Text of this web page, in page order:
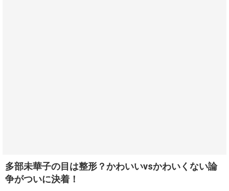
多部未華子の目は整形？かわいいvsかわいくない論
争がついに決着！